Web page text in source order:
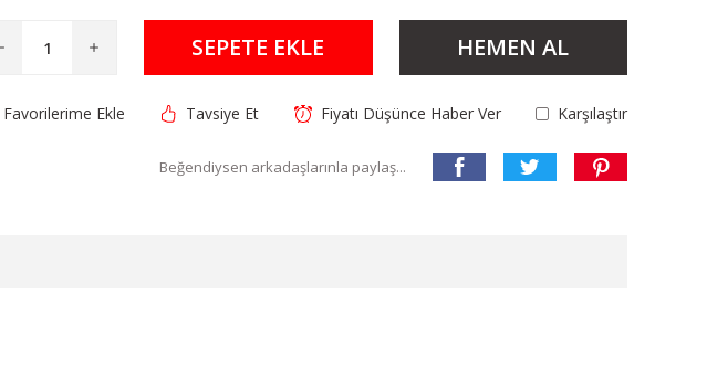
SEPETE EKLE HEMEN AL
Tavsiye Et Fiyatı Düşünce Haber Ver Karşılaştır
Beğendiysen arkadaşlarınla paylaş...